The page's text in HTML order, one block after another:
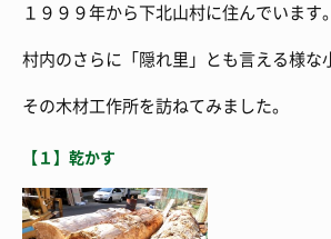
１９９９年から下北山村に住んでいます。
村内のさらに「隠れ里」とも言える様な
その木材工作所を訪ねてみました。
【１】乾かす